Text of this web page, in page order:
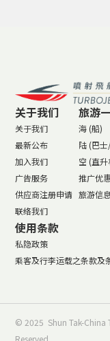
关于我们
关于我们
最新公布
加入我们
广告服务
供应商注册申请
联络我们
旅游
海 (船)
陆 (巴
空 (直升
推广优
旅游信息
使用条款
私隐政策
乘客及行李运载之条款及
© 2025 Shun Tak-China